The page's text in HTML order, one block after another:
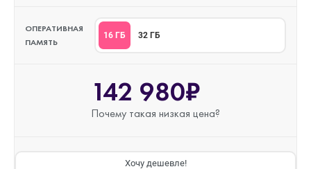
ОПЕРАТИВНАЯ
ПАМЯТЬ
16 ГБ 32 ГБ
142 980₽
Почему такая низкая цена?
Хочу дешевле!